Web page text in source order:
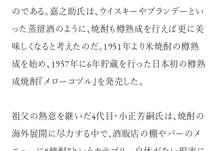
のである。嘉之助氏は、ウイスキーやブランデーとい
った蒸留酒のように、焼酎も樽熟成を行えば更に美
味しくなると考えたのだ。1951年より米焼酎の樽熟
成を始め、1957年に6年貯蔵を行った日本初の樽熟
成焼酎『メローコヅル』を発売した。
祖父の熱意を継いだ4代目・小正芳嗣氏は、焼酎の
海外展開に尽力する中で、酒販店の棚やバーのメ